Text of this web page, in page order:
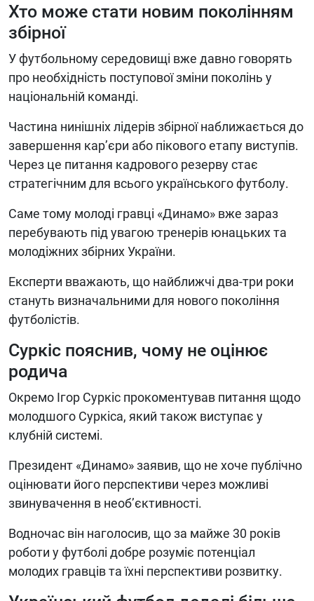
Хто може стати новим поколінням
збірної
У футбольному середовищі вже давно говорять
про необхідність поступової зміни поколінь у
національній команді.
Частина нинішніх лідерів збірної наближається до
завершення кар’єри або пікового етапу виступів.
Через це питання кадрового резерву стає
стратегічним для всього українського футболу.
Саме тому молоді гравці «Динамо» вже зараз
перебувають під увагою тренерів юнацьких та
молодіжних збірних України.
Експерти вважають, що найближчі два-три роки
стануть визначальними для нового покоління
футболістів.
Суркіс пояснив, чому не оцінює
родича
Окремо Ігор Суркіс прокоментував питання щодо
молодшого Суркіса, який також виступає у
клубній системі.
Президент «Динамо» заявив, що не хоче публічно
оцінювати його перспективи через можливі
звинувачення в необ’єктивності.
Водночас він наголосив, що за майже 30 років
роботи у футболі добре розуміє потенціал
молодих гравців та їхні перспективи розвитку.